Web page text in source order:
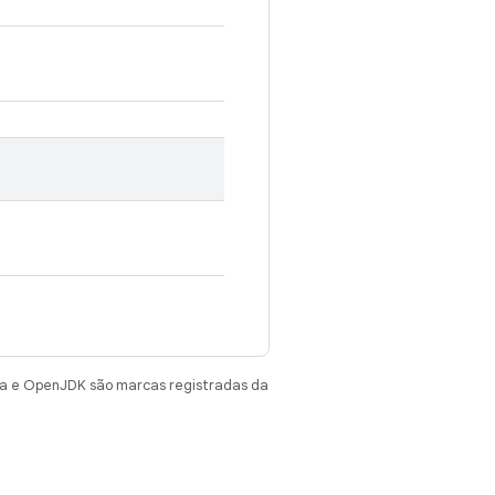
e OpenJDK são marcas registradas da